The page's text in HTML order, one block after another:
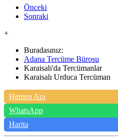
Önceki
Sonraki
+
Buradasınız:
Adana Tercüme Bürosu
Karaisalı'da Tercümanlar
Karaisalı Urduca Tercüman
Hemen Ara
WhatsApp
Harita